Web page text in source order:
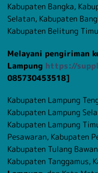
Kabupaten Bangka,
Selatan, Kabupaten
Kabupaten Belitung
Melayani pengiriman
Lampung https://
085730453518]
Kabupaten Lampung
Kabupaten Lampung
Kabupaten Lampung
Pesawaran, Kabupaten
Kabupaten Tulang
Kabupaten Tanggamus,